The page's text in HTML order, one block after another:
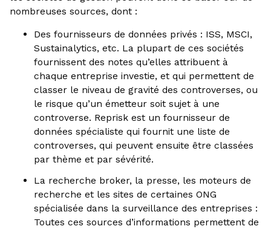
nombreuses sources, dont :
Des fournisseurs de données privés : ISS, MSCI,
Sustainalytics, etc. La plupart de ces sociétés
fournissent des notes qu’elles attribuent à
chaque entreprise investie, et qui permettent de
classer le niveau de gravité des controverses, ou
le risque qu’un émetteur soit sujet à une
controverse. Reprisk est un fournisseur de
données spécialiste qui fournit une liste de
controverses, qui peuvent ensuite être classées
par thème et par sévérité.
La recherche broker, la presse, les moteurs de
recherche et les sites de certaines ONG
spécialisée dans la surveillance des entreprises :
Toutes ces sources d’informations permettent de